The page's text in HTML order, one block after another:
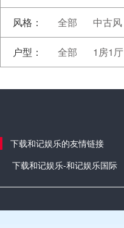
风格： 全部 中古风
户型： 全部 1房1厅
下载和记娱乐的友情链接
下载和记娱乐-和记娱乐国际